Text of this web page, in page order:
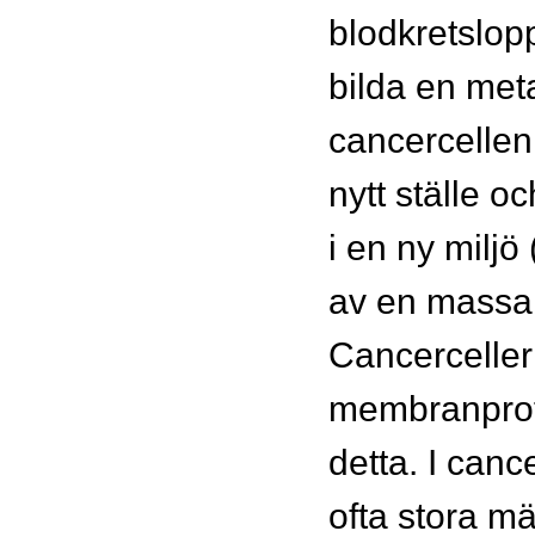
bilda en
nytt ställe
i en ny miljö
av en
detta. I
ofta stora